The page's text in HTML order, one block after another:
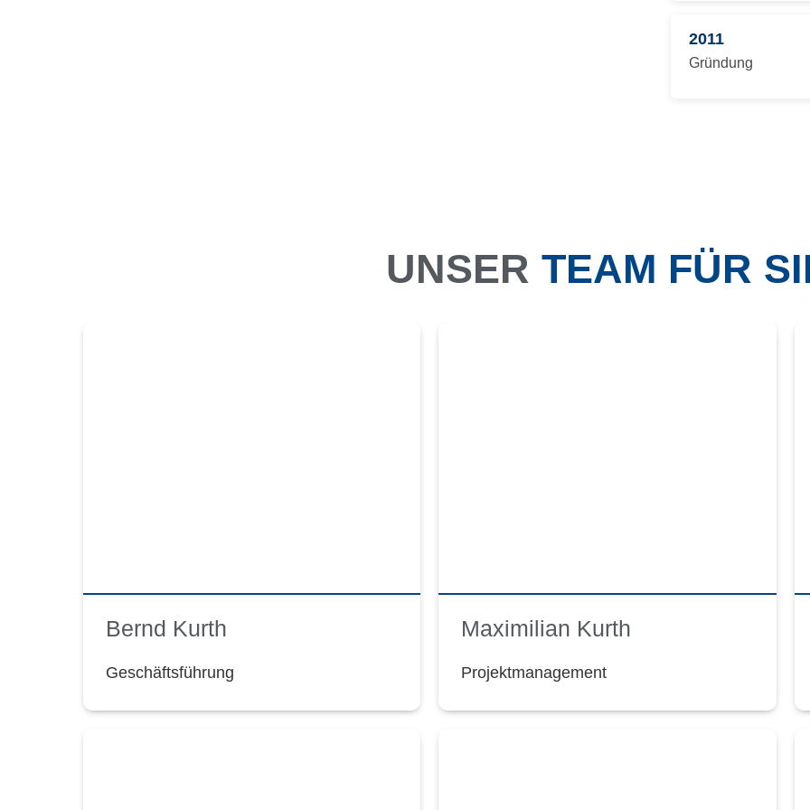
2011
Gründung
UNSER TEAM FÜR
Bernd Kurth
Geschäftsführung
Maximilian Kurth
Projektmanagement